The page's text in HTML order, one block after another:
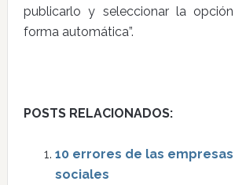
publicarlo y seleccionar la
forma automática”.
POSTS RELACIONADOS:
10 errores de las
sociales